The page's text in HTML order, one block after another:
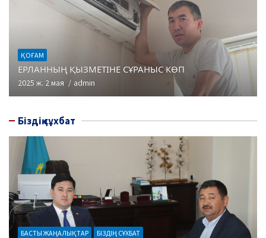
ҚОҒАМ
ЕРЛАННЫҢ ҚЫЗМЕТІНЕ СҰРАНЫС КӨП
2025 ж. 2 мая admin
Біздің сұхбат
БАСТЫ ЖАҢАЛЫҚТАР БІЗДІҢ СҰХБАТ